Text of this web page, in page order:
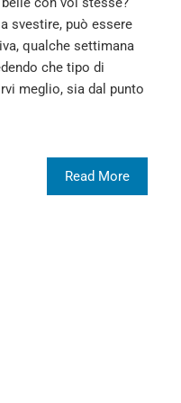
svestire, può essere
qualche settimana
che tipo di
meglio, sia dal punto
Read More